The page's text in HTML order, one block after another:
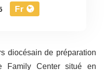
Fr
diocésain de préparation